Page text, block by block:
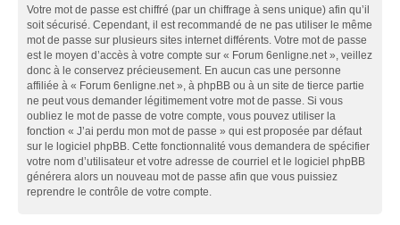
Votre mot de passe est chiffré (par un chiffrage à sens unique) afin qu’il
soit sécurisé. Cependant, il est recommandé de ne pas utiliser le même
mot de passe sur plusieurs sites internet différents. Votre mot de passe
est le moyen d’accès à votre compte sur « Forum 6enligne.net », veillez
donc à le conservez précieusement. En aucun cas une personne
affiliée à « Forum 6enligne.net », à phpBB ou à un site de tierce partie
ne peut vous demander légitimement votre mot de passe. Si vous
oubliez le mot de passe de votre compte, vous pouvez utiliser la
fonction « J’ai perdu mon mot de passe » qui est proposée par défaut
sur le logiciel phpBB. Cette fonctionnalité vous demandera de spécifier
votre nom d’utilisateur et votre adresse de courriel et le logiciel phpBB
générera alors un nouveau mot de passe afin que vous puissiez
reprendre le contrôle de votre compte.